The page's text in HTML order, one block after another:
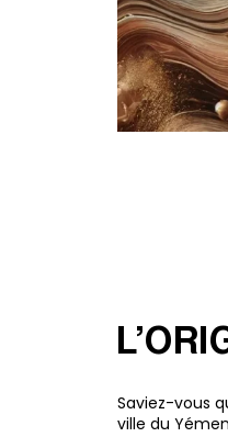
Saviez-vous
ville du